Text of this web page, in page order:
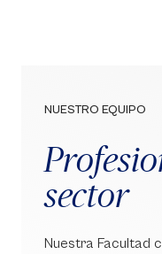
NUESTRO EQUIPO
sector
Nuestra Facultad